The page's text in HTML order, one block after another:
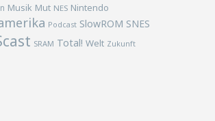
Musik Mut NES Nintendo
Podcast SlowROM SNES
SRAM Total! Welt Zukunft